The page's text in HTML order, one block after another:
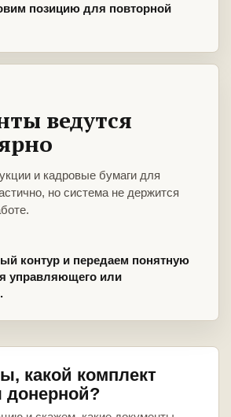
позицию для повторной
ведутся
и кадровые бумаги для
но система не держится
контур и передаем понятную
управляющего или
какой комплект
донерной?